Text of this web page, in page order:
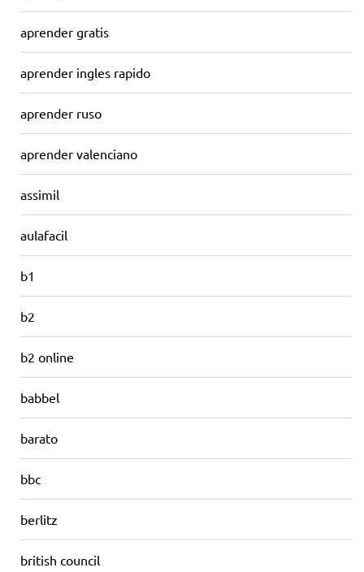
aprender gratis
aprender ingles rapido
aprender ruso
aprender valenciano
assimil
aulafacil
b1
b2
b2 online
babbel
barato
bbc
berlitz
british council